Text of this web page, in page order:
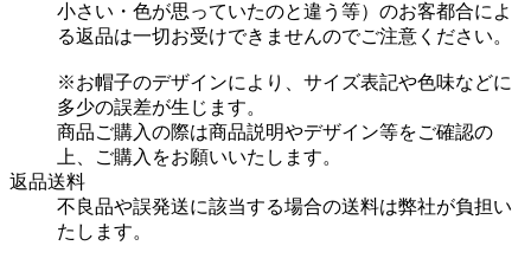
小さい・色が思っていたのと違う等）のお客都合によ
る返品は一切お受けできませんのでご注意ください。
※お帽子のデザインにより、サイズ表記や色味などに
多少の誤差が生じます。
商品ご購入の際は商品説明やデザイン等をご確認の
上、ご購入をお願いいたします。
返品送料
不良品や誤発送に該当する場合の送料は弊社が負担い
たします。